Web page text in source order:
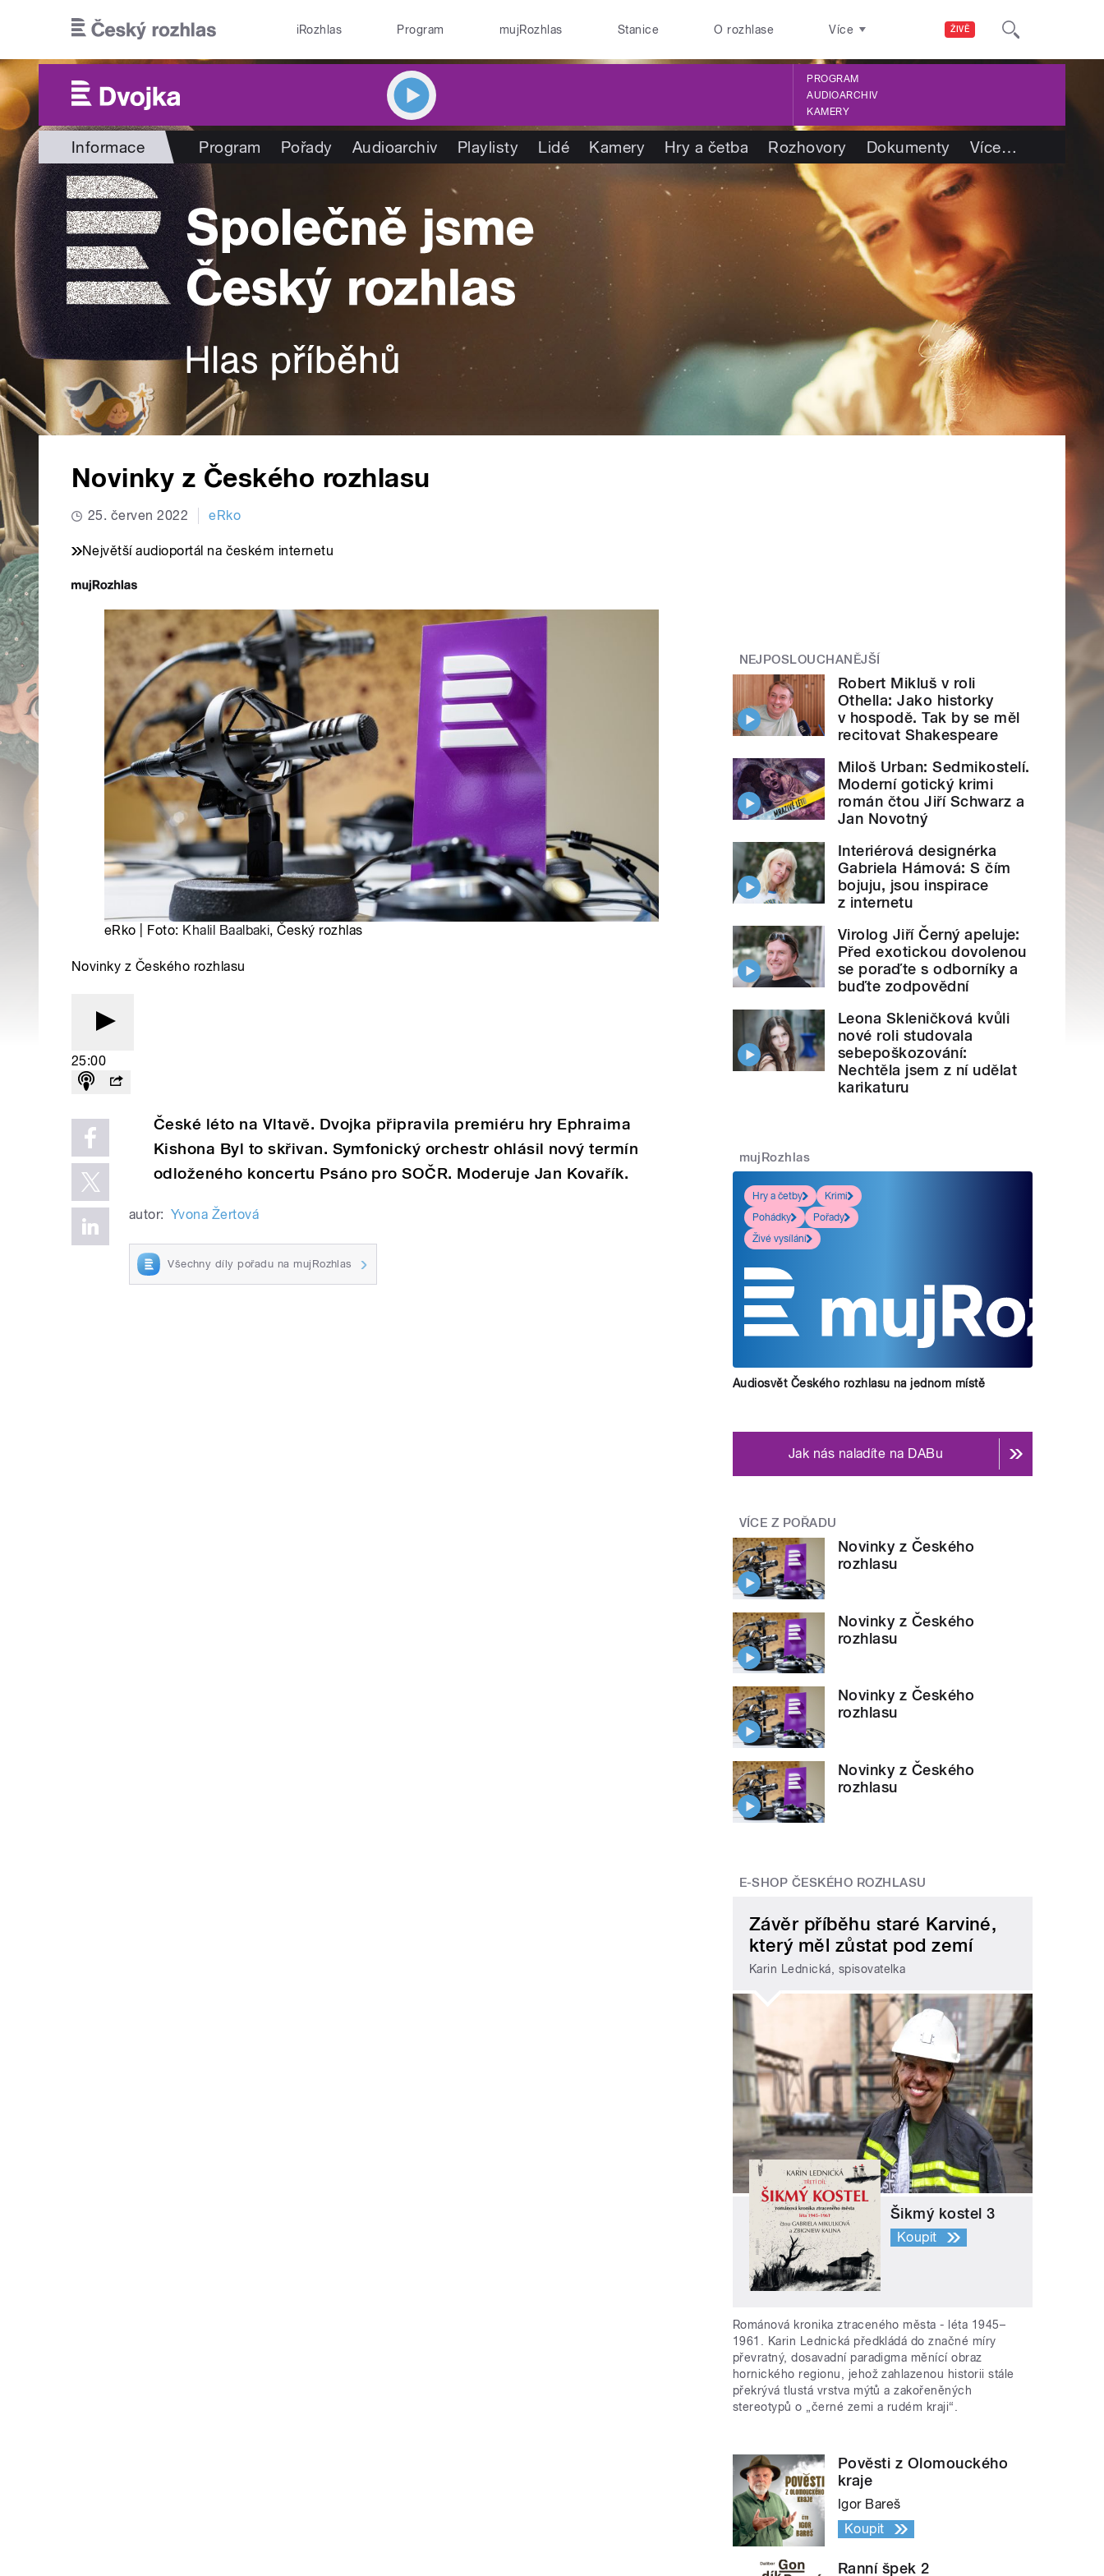
ŽIVĚ
iRozhlas Program mujRozhlas Stanice O rozhlase Více
PROGRAM
AUDIOARCHIV
KAMERY
Informace Program Pořady Audioarchiv Playlisty Lidé Kamery Hry a četba Rozhovory Dokumenty Více…
Novinky z Českého rozhlasu
25. červen 2022 eRko
Největší audioportál na českém internetu
eRko | Foto: Khalil Baalbaki, Český rozhlas
Novinky z Českého rozhlasu
25:00
České léto na Vltavě. Dvojka připravila premiéru hry Ephraima
Kishona Byl to skřivan. Symfonický orchestr ohlásil nový termín
odloženého koncertu Psáno pro SOČR. Moderuje Jan Kovařík.
autor: Yvona Žertová
Všechny díly pořadu na mujRozhlas
NEJPOSLOUCHANĚJŠÍ
Robert Mikluš v roli
Othella: Jako historky
v hospodě. Tak by se měl
recitovat Shakespeare
Miloš Urban: Sedmikostelí.
Moderní gotický krimi
román čtou Jiří Schwarz a
Jan Novotný
Interiérová designérka
Gabriela Hámová: S čím
bojuju, jsou inspirace
z internetu
Virolog Jiří Černý apeluje:
Před exotickou dovolenou
se poraďte s odborníky a
buďte zodpovědní
Leona Skleničková kvůli
nové roli studovala
sebepoškozování:
Nechtěla jsem z ní udělat
karikaturu
mujRozhlas
Hry a četby
Krimi
Pohádky
Pořady
Živé vysílání
Audiosvět Českého rozhlasu na jednom místě
Jak nás naladíte na DABu
VÍCE Z POŘADU
Novinky z Českého
rozhlasu
Novinky z Českého
rozhlasu
Novinky z Českého
rozhlasu
Novinky z Českého
rozhlasu
E-SHOP ČESKÉHO ROZHLASU
Závěr příběhu staré Karviné,
který měl zůstat pod zemí
Karin Lednická, spisovatelka
Šikmý kostel 3
Koupit
Románová kronika ztraceného města - léta 1945–
1961. Karin Lednická předkládá do značné míry
převratný, dosavadní paradigma měnící obraz
hornického regionu, jehož zahlazenou historii stále
překrývá tlustá vrstva mýtů a zakořeněných
stereotypů o „černé zemi a rudém kraji“.
Pověsti z Olomouckého
kraje
Igor Bareš
Koupit
Ranní špek 2